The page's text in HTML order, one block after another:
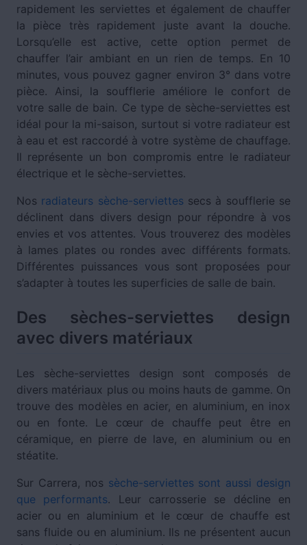
rapidement les serviettes et également de chauffer
la pièce très rapidement juste avant la douche.
Lorsqu’elle est active, cette option permet de
chauffer l’air ambiant en un rien de temps. En 10
minutes, vous pouvez gagner environ 3° dans votre
pièce. Ainsi, la soufflerie améliore le confort de
votre salle de bain. Ce type de sèche-serviettes est
idéal pour la mi-saison, surtout si votre radiateur est
à eau et est raccordé à votre système de chauffage.
Il représente un bon compromis entre le radiateur
électrique et le sèche-serviettes.
Nos radiateurs sèche-serviettessecs à soufflerie se
déclinent dans divers design pour répondre à vos
envies et vos attentes. Vous trouverez des modèles
à lames plates ou rondes avec différents formats.
Différentes puissances vous sont proposées pour
s’adapter à toutes les superficies de salle de bain.
Des sèches-serviettes design
avec divers matériaux
Les sèche-serviettes design sont composés de
divers matériaux plus ou moins hauts de gamme. On
trouve des modèles en acier, en aluminium, en inox
ou en fonte. Le cœur de chauffe peut être en
céramique, en pierre de lave, en aluminium ou en
stéatite.
Sur Carrera, nos sèche-serviettes sont aussi design
que performants. Leur carrosserie se décline en
acier ou en aluminium et le cœur de chauffe est
sans fluide ou en aluminium. Ils ne présentent aucun